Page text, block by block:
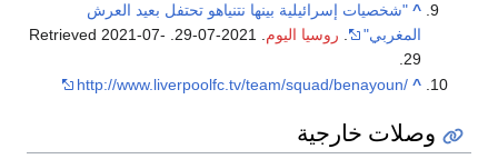
تحتفل بعيد العرش
. Retrieved
2021-07-
http://